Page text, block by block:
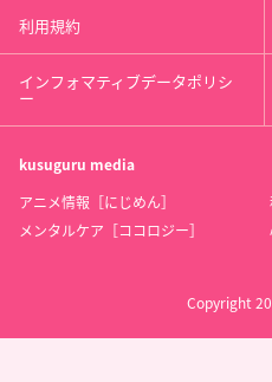
利用規約
インフォマティブデータポリシ
ー
kusuguru media
アニメ情報［にじめん］
メンタルケア［ココロジー］
Copyright